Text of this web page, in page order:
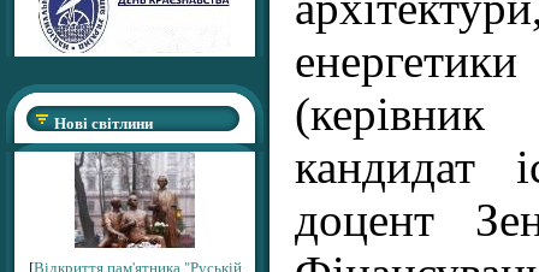
Нові світлини
[Відкриття пам'ятника "Руській
кандидат
доцент